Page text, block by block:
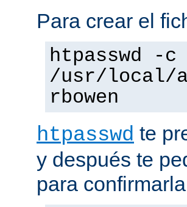
Para crear el
htpasswd -c
/usr/local/
rbowen
htpasswd te
y después te
para